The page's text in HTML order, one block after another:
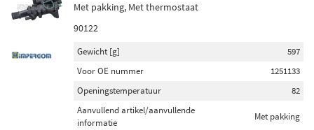
Met pakking, Met thermostaat
90122
Gewicht [g]
597
Voor OE nummer
1251133
Openingstemperatuur
82
Aanvullend artikel/aanvullende
informatie
Met pakking